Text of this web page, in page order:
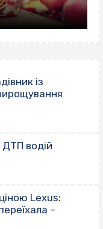
із
ДТП водій
Lexus:
–